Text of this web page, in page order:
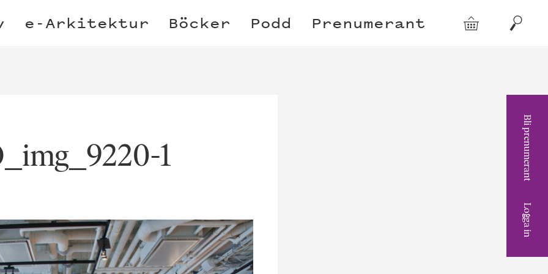
e-Arkitektur Böcker Podd Prenumerant Varukorg Sök
Bli prenumerant
Logga in
1